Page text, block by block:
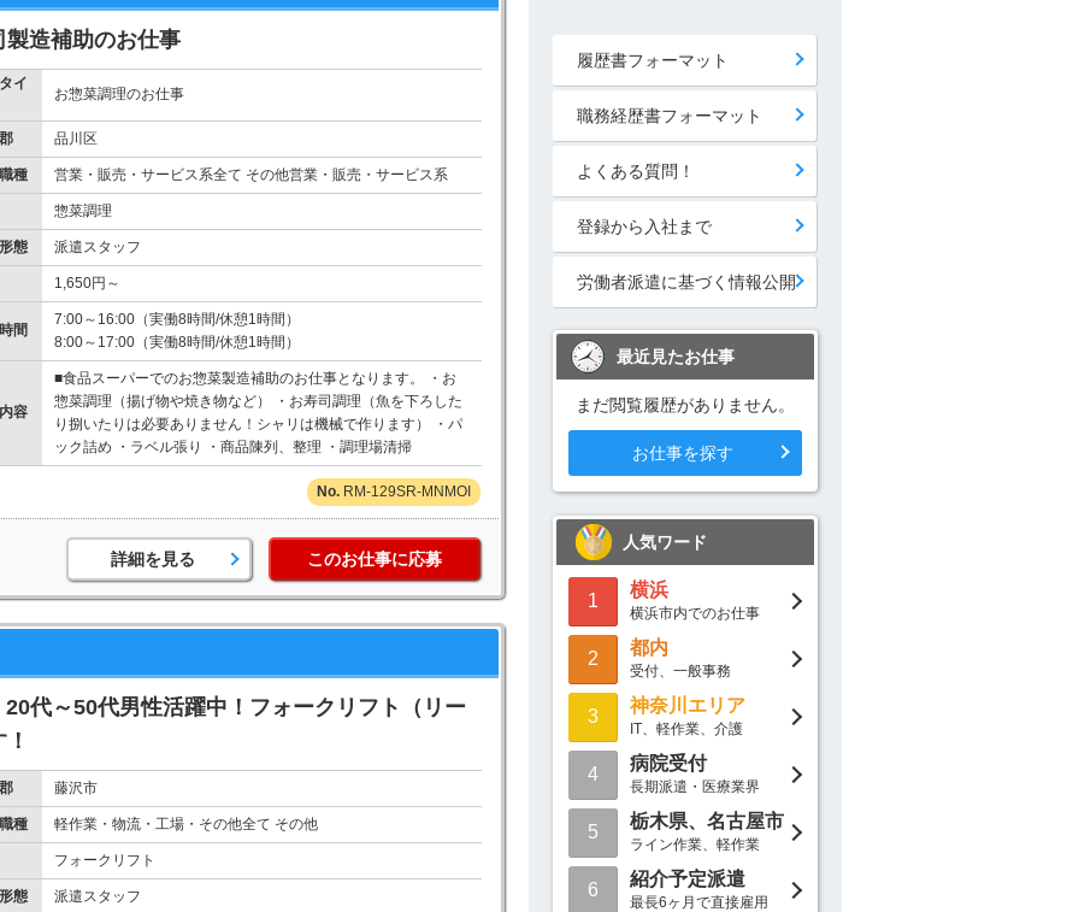
造補助のお仕事
イ
お惣菜調理のお仕事
品川区
種 営業・販売・サービス系全て その他営業・販売・サービス系
惣菜調理
態 派遣スタッフ
1,650円～
間
7:00～16:00（実働8時間/休憩1時間）
8:00～17:00（実働8時間/休憩1時間）
容
■食品スーパーでのお惣菜製造補助のお仕事となります。 ・お
惣菜調理（揚げ物や焼き物など） ・お寿司調理（魚を下ろした
り捌いたりは必要ありません！シャリは機械で作ります） ・パ
ック詰め ・ラベル張り ・商品陳列、整理 ・調理場清掃
RM-129SR-MNMOI
詳細を見る このお仕事に応募
代～50代男性活躍中！フォークリフト（リー
藤沢市
種 軽作業・物流・工場・その他全て その他
フォークリフト
態 派遣スタッフ
履歴書フォーマット
職務経歴書フォーマット
よくある質問！
登録から入社まで
労働者派遣に基づく情報公開
最近見たお仕事
まだ閲覧履歴がありません。
お仕事を探す
人気ワード
1
横浜
横浜市内でのお仕事
2
都内
受付、一般事務
3
神奈川エリア
IT、軽作業、介護
4
病院受付
長期派遣・医療業界
5
栃木県、名古屋市
ライン作業、軽作業
6
紹介予定派遣
最長6ヶ月で直接雇用